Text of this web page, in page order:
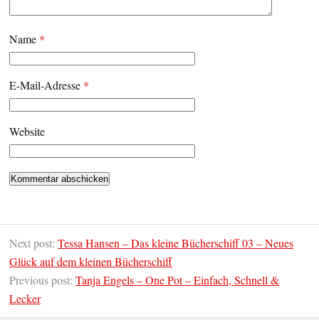
Name *
E-Mail-Adresse *
Website
Next post: Tessa Hansen – Das kleine Bücherschiff 03 – Neues
Glück auf dem kleinen Bücherschiff
Previous post: Tanja Engels – One Pot – Einfach, Schnell &
Lecker